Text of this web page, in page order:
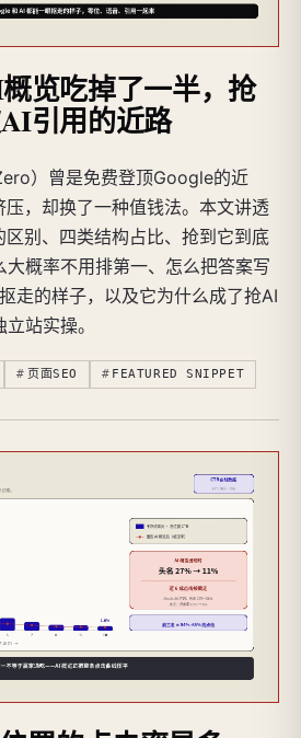
览吃掉了一半，抢
引用的近路
）曾是免费登顶Google的近
，却换了一种值钱法。本文讲透
别、四类结构占比、抢到它到底
大概率不用排第一、怎么把答案写
走的样子，以及它为什么成了抢AI
站实操。
页面SEO FEATURED SNIPPET